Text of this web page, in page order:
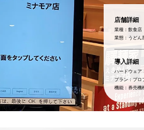
EC機能
イベント/ライブで使う
ダー
店舗詳細
業種： 飲食店
業態： うどん
導入詳細
ハードウェア
プラン： プロ
機能： 券売機